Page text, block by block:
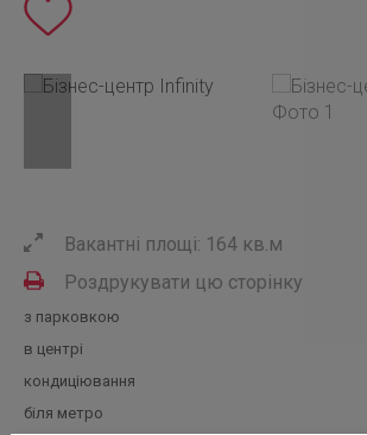
Вакантні площі: 164 кв.м
Роздрукувати цю сторінку
з парковкою
в центрі
кондиціювання
біля метро